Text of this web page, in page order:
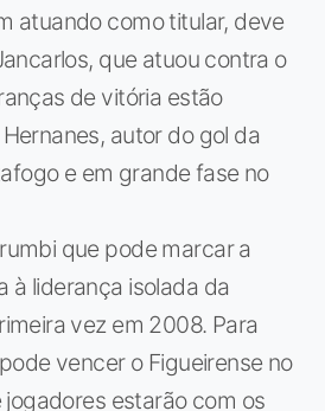
atuando como titular, deve
que atuou contra o
de vitória estão
autor do gol da
e em grande fase no
que pode marcar a
à liderança isolada da
vez em 2008. Para
vencer o Figueirense no
jogadores estarão com os